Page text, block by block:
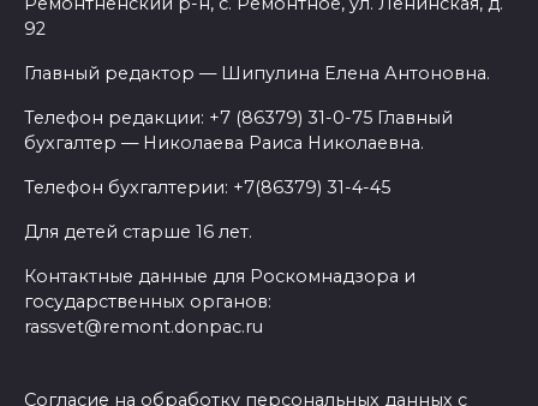
92
Главный редактор — Шипулина Елена Антоновна.
Телефон редакции: +7 (86379) 31-0-75 Главный
бухгалтер — Николаева Раиса Николаевна.
Телефон бухгалтерии: +7(86379) 31-4-45
Для детей старше 16 лет.
Контактные данные для Роскомнадзора и
государственных органов:
rassvet@remont.donpac.ru
Согласие на обработку персональных данных с